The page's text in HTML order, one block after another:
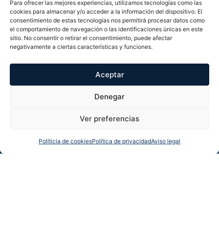
Para ofrecer las mejores experiencias, utilizamos tecnologías como las
cookies para almacenar y/o acceder a la información del dispositivo. El
consentimiento de estas tecnologías nos permitirá procesar datos como
el comportamiento de navegación o las identificaciones únicas en este
sitio. No consentir o retirar el consentimiento, puede afectar
negativamente a ciertas características y funciones.
Aceptar
Denegar
Ver preferencias
Políticia de cookiesPolítica de privacidadAviso legal
Características extras
Jardín
Piscina comunitaria
Piscina privada
Terraza
Ubicación y localización
Llamarnos Whatsapp Solicitar llamada Más info